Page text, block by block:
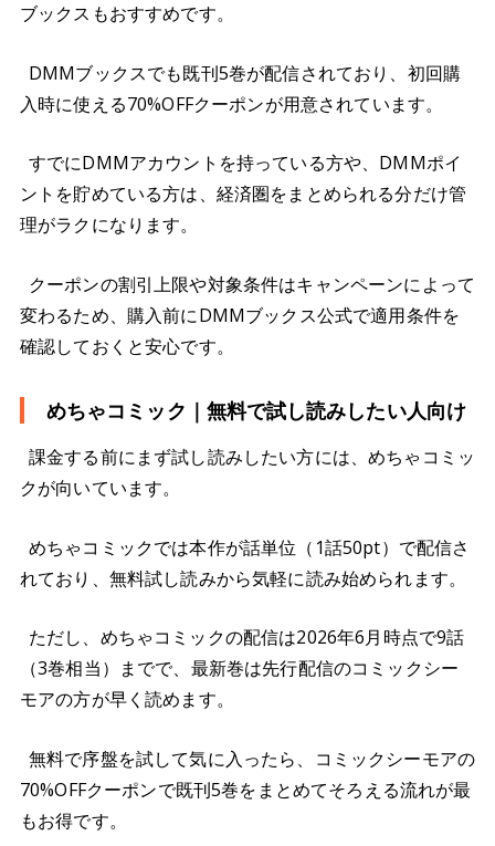
ブックスもおすすめです。
DMMブックスでも既刊5巻が配信されており、初回購
入時に使える70%OFFクーポンが用意されています。
すでにDMMアカウントを持っている方や、DMMポイ
ントを貯めている方は、経済圏をまとめられる分だけ管
理がラクになります。
クーポンの割引上限や対象条件はキャンペーンによって
変わるため、購入前にDMMブックス公式で適用条件を
確認しておくと安心です。
めちゃコミック｜無料で試し読みしたい人向け
課金する前にまず試し読みしたい方には、めちゃコミッ
クが向いています。
めちゃコミックでは本作が話単位（1話50pt）で配信さ
れており、無料試し読みから気軽に読み始められます。
ただし、めちゃコミックの配信は2026年6月時点で9話
（3巻相当）までで、最新巻は先行配信のコミックシー
モアの方が早く読めます。
無料で序盤を試して気に入ったら、コミックシーモアの
70%OFFクーポンで既刊5巻をまとめてそろえる流れが最
もお得です。